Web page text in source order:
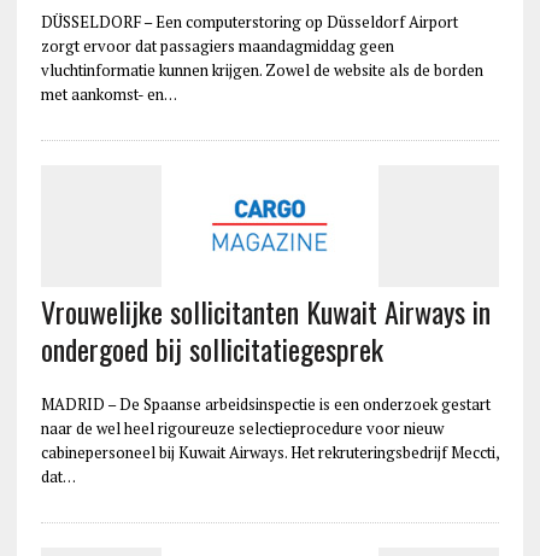
DÜSSELDORF – Een computerstoring op Düsseldorf Airport
zorgt ervoor dat passagiers maandagmiddag geen
vluchtinformatie kunnen krijgen. Zowel de website als de borden
met aankomst- en…
Vrouwelijke sollicitanten Kuwait Airways in
ondergoed bij sollicitatiegesprek
MADRID – De Spaanse arbeidsinspectie is een onderzoek gestart
naar de wel heel rigoureuze selectieprocedure voor nieuw
cabinepersoneel bij Kuwait Airways. Het rekruteringsbedrijf Meccti,
dat…